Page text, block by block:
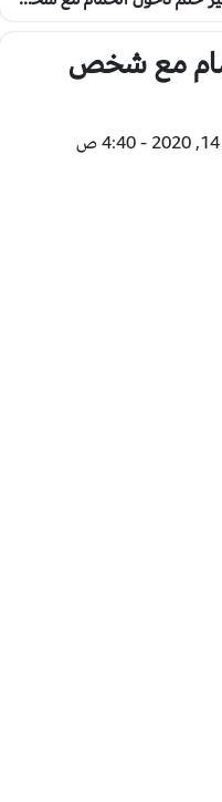
مع شخص